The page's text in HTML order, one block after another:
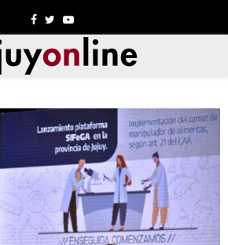
Facebook
TwitterYoutube